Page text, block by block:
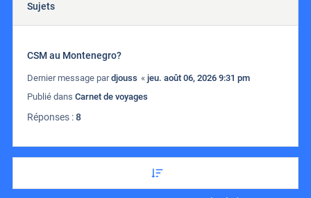
Sujets
CSM au Montenegro?
Dernier message pardjouss « jeu. août 06, 2026 9:31 pm
Publié dans Carnet de voyages
Réponses :8